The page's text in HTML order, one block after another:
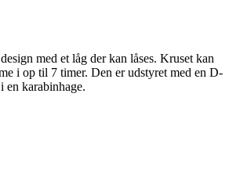
med et låg der kan låses. Kruset kan
i op til 7 timer. Den er udstyret med en D-
en karabinhage.